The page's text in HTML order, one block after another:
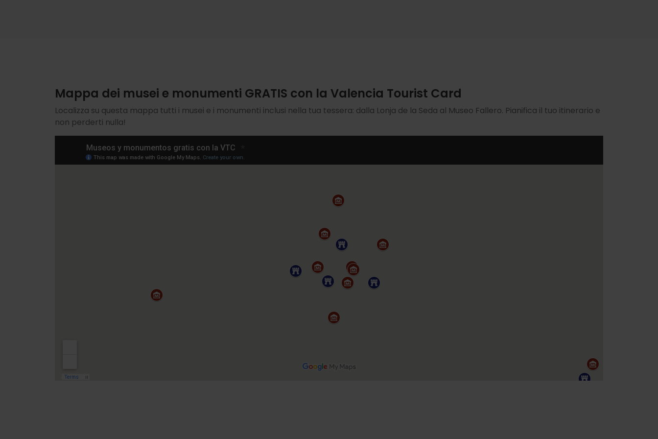
Mappa dei musei e monumenti GRATIS con la Valencia Tourist Card
Localizza su questa mappa tutti i musei e i monumenti inclusi nella tua tessera: dalla Lonja de la Seda al Museo Fallero. Pianifica il tuo itinerario e
non perderti nulla!